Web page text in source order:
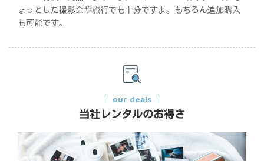
ょっとした撮影会や旅行でも十分ですよ。もちろん追加購入
も可能です。
our deals
当社レンタルのお得さ